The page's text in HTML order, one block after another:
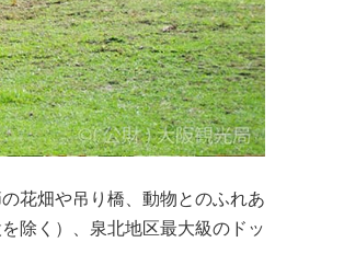
花畑や吊り橋、動物とのふれあ
除く）、泉北地区最大級のドッ